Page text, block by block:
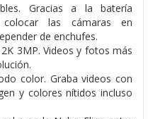
Gracias a la batería
colocar las cámaras en
de enchufes.
3MP. Videos y fotos más
color. Graba videos con
y colores nítidos incluso